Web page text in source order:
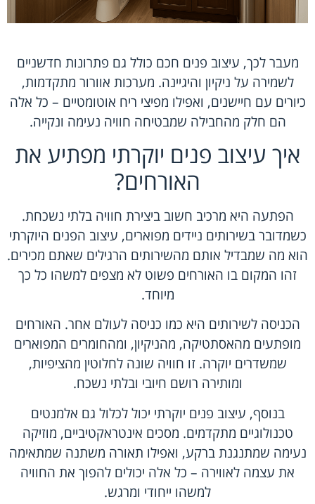
מעבר לכך, עיצוב פנים חכם כולל גם פתרונות חדשניים
לשמירה על ניקיון והיגיינה. מערכות אוורור מתקדמות,
כיורים עם חיישנים, ואפילו מפיצי ריח אוטומטיים – כל אלה
הם חלק מהחבילה שמבטיחה חוויה נעימה ונקייה.
איך עיצוב פנים יוקרתי מפתיע את
האורחים?
הפתעה היא מרכיב חשוב ביצירת חוויה בלתי נשכחת.
כשמדובר בשירותים ניידים מפוארים, עיצוב הפנים היוקרתי
הוא מה שמבדיל אותם מהשירותים הרגילים שאתם מכירים.
זהו המקום בו האורחים פשוט לא מצפים למשהו כל כך
מיוחד.
הכניסה לשירותים היא כמו כניסה לעולם אחר. האורחים
מופתעים מהאסתטיקה, מהניקיון, ומהחומרים המפוארים
שמשדרים יוקרה. זו חוויה שונה לחלוטין מהציפיות,
ומותירה רושם חיובי ובלתי נשכח.
בנוסף, עיצוב פנים יוקרתי יכול לכלול גם אלמנטים
טכנולוגיים מתקדמים. מסכים אינטראקטיביים, מוזיקה
נעימה שמתנגנת ברקע, ואפילו תאורה משתנה שמתאימה
את עצמה לאווירה – כל אלה יכולים להפוך את החוויה
למשהו ייחודי ומרגש.